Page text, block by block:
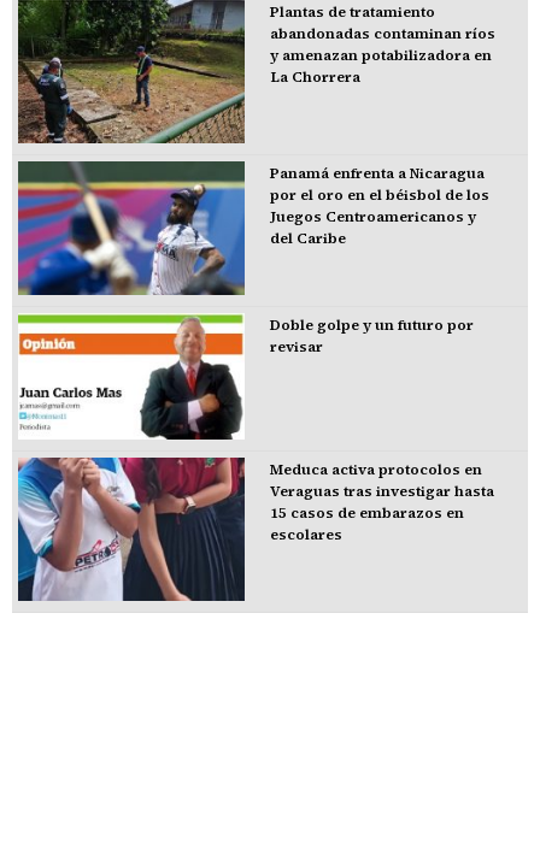
Plantas de tratamiento
abandonadas contaminan ríos
y amenazan potabilizadora en
La Chorrera
Panamá enfrenta a Nicaragua
por el oro en el béisbol de los
Juegos Centroamericanos y
del Caribe
Doble golpe y un futuro por
revisar
Meduca activa protocolos en
Veraguas tras investigar hasta
15 casos de embarazos en
escolares